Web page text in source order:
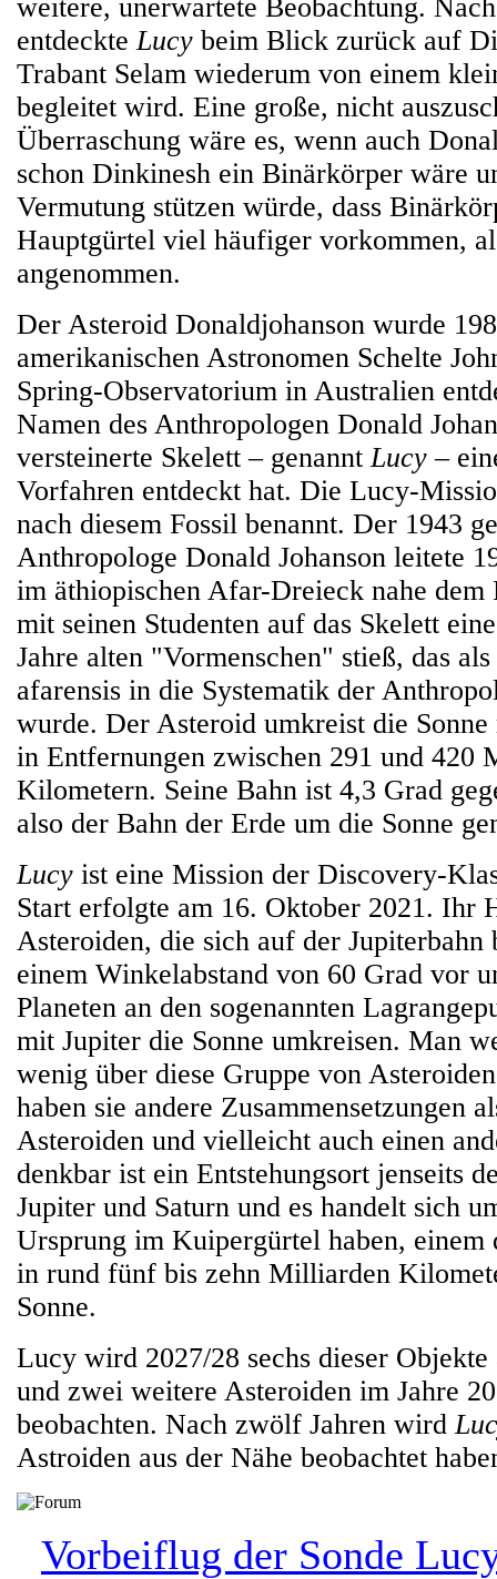
weitere, unerwartete Beobachtung.
entdeckteLucy beim Blick zurück auf
Trabant Selam wiederum von einem
begleitet wird. Eine große, nicht
Überraschung wäre es, wenn auch
schon Dinkinesh ein Binärkörper wäre
Vermutung stützen würde, dass
Hauptgürtel viel häufiger vorkommen,
angenommen.
Der Asteroid Donaldjohanson wurde
amerikanischen Astronomen Schelte
Spring-Observatorium in Australien
Namen des Anthropologen Donald
versteinerte Skelett – genanntLucy –
Vorfahren entdeckt hat. Die Lucy-
nach diesem Fossil benannt. Der 1943
Anthropologe Donald Johanson leitete
im äthiopischen Afar-Dreieck nahe dem
mit seinen Studenten auf das Skelett
Jahre alten "Vormenschen" stieß, das
afarensis in die Systematik der
wurde. Der Asteroid umkreist die
in Entfernungen zwischen 291 und 420
Kilometern. Seine Bahn ist 4,3 Grad
also der Bahn der Erde um die Sonne
Lucy ist eine Mission der Discovery-
Start erfolgte am 16. Oktober 2021. Ihr
Asteroiden, die sich auf der
einem Winkelabstand von 60 Grad vor
Planeten an den sogenannten
mit Jupiter die Sonne umkreisen. Man
wenig über diese Gruppe von
haben sie andere Zusammensetzungen
Asteroiden und vielleicht auch einen
denkbar ist ein Entstehungsort jenseits
Jupiter und Saturn und es handelt sich
Ursprung im Kuipergürtel haben,
in rund fünf bis zehn Milliarden
Sonne.
Lucy wird 2027/28 sechs dieser
und zwei weitere Asteroiden im Jahre
beobachten. Nach zwölf Jahren wird
Astroiden aus der Nähe beobachtet
Vorbeiflug der Sonde